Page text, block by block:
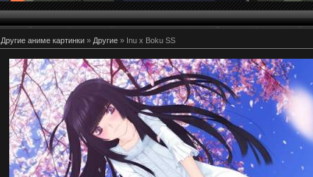
Другие аниме картинки » Другие » Inu x Boku SS